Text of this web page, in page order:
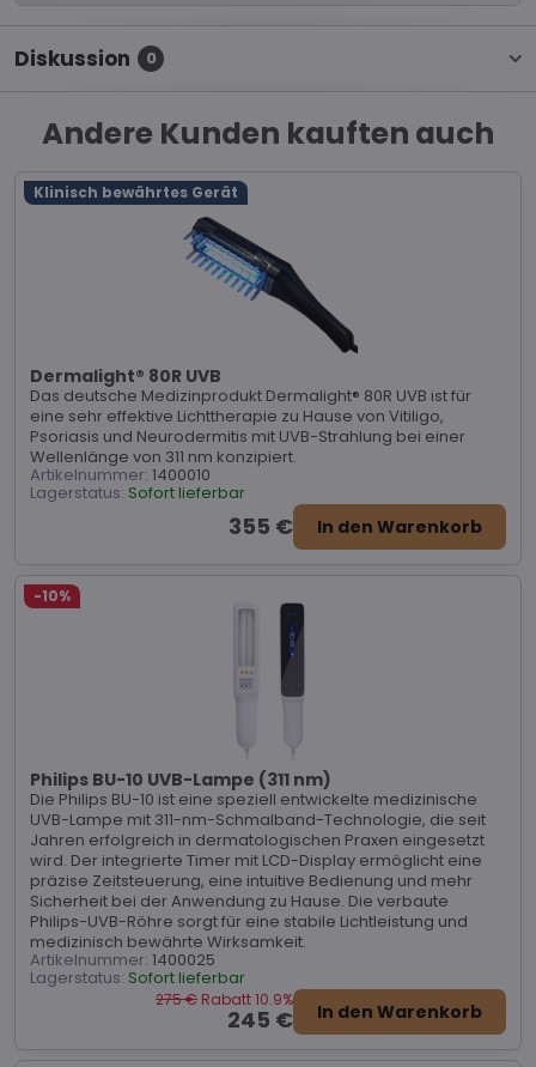
Diskussion 0
Andere Kunden kauften auch
Dermalight® 80R UVB
Klinisch bewährtes Gerät
Das deutsche Medizinprodukt Dermalight® 80R UVB ist für
eine sehr effektive Lichttherapie zu Hause von Vitiligo,
Psoriasis und Neurodermitis mit UVB-Strahlung bei einer
Wellenlänge von 311 nm konzipiert.
Artikelnummer: 1400010
Lagerstatus: Sofort lieferbar
355 € In den Warenkorb
Philips BU-10 UVB-Lampe (311 nm)
-10%
Die Philips BU-10 ist eine speziell entwickelte medizinische
UVB-Lampe mit 311-nm-Schmalband-Technologie, die seit
Jahren erfolgreich in dermatologischen Praxen eingesetzt
wird. Der integrierte Timer mit LCD-Display ermöglicht eine
präzise Zeitsteuerung, eine intuitive Bedienung und mehr
Sicherheit bei der Anwendung zu Hause. Die verbaute
Philips-UVB-Röhre sorgt für eine stabile Lichtleistung und
medizinisch bewährte Wirksamkeit.
Artikelnummer: 1400025
Lagerstatus: Sofort lieferbar
245 €
275 € Rabatt 10.9%
In den Warenkorb